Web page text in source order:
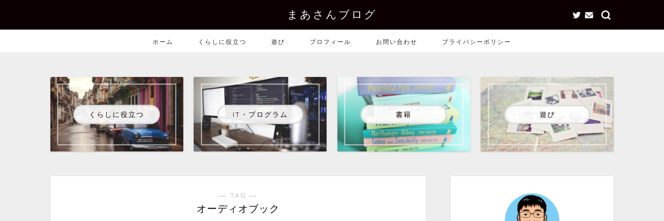
まあさんブログ
ホーム くらしに役立つ 遊び プロフィール お問い合わせ プライバシーポリシー
くらしに役立つ IT・プログラム 書籍 遊び
― TAG ―
オーディオブック